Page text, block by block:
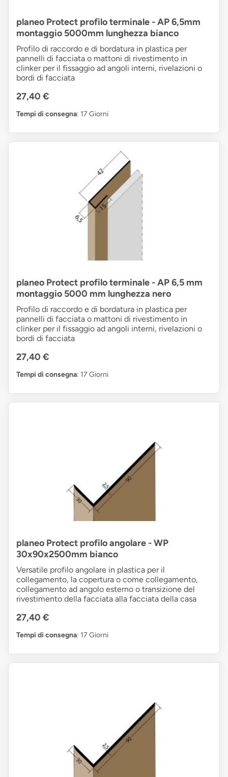
planeo Protect profilo terminale - AP 6,5mm
montaggio 5000mm lunghezza bianco
Profilo di raccordo e di bordatura in plastica per
pannelli di facciata o mattoni di rivestimento in
clinker per il fissaggio ad angoli interni, rivelazioni o
bordi di facciata
27,40 €
Tempi di consegna: 17 Giorni
planeo Protect profilo terminale - AP 6,5 mm
montaggio 5000 mm lunghezza nero
Profilo di raccordo e di bordatura in plastica per
pannelli di facciata o mattoni di rivestimento in
clinker per il fissaggio ad angoli interni, rivelazioni o
bordi di facciata
27,40 €
Tempi di consegna: 17 Giorni
planeo Protect profilo angolare - WP
30x90x2500mm bianco
Versatile profilo angolare in plastica per il
collegamento, la copertura o come collegamento,
collegamento ad angolo esterno o transizione del
rivestimento della facciata alla facciata della casa
27,40 €
Tempi di consegna: 17 Giorni